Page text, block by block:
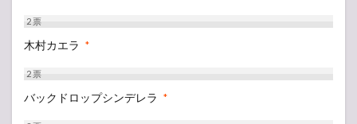
2票
木村カエラ *
2票
バックドロップシンデレラ *